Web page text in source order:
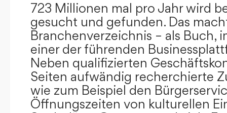
723 Millionen mal pro Jahr wird
gesucht und gefunden. Das
Branchenverzeichnis – als Buch,
einer der führenden
Neben qualifizierten
Seiten aufwändig recherchierte
wie zum Beispiel den
Öffnungszeiten von kulturellen